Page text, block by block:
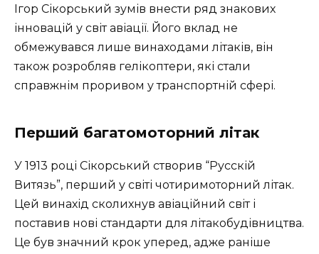
Ігор Сікорський зумів внести ряд знакових
інновацій у світ авіації. Його вклад не
обмежувався лише винаходами літаків, він
також розробляв гелікоптери, які стали
справжнім проривом у транспортній сфері.
Перший багатомоторний літак
У 1913 році Сікорський створив “Русскій
Витязь”, перший у світі чотиримоторний літак.
Цей винахід сколихнув авіаційний світ і
поставив нові стандарти для літакобудівництва.
Це був значний крок уперед, адже раніше